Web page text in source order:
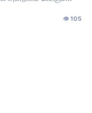
👁105